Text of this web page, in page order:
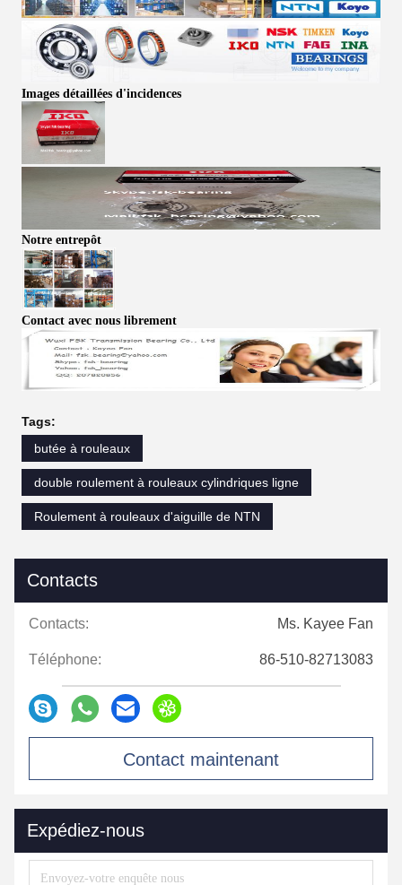
Images détaillées d'incidences
Notre entrepôt
Contact avec nous librement
Tags:
butée à rouleaux
double roulement à rouleaux cylindriques ligne
Roulement à rouleaux d'aiguille de NTN
Contacts
Contacts: Ms. Kayee Fan
Téléphone: 86-510-82713083
Contact maintenant
Expédiez-nous